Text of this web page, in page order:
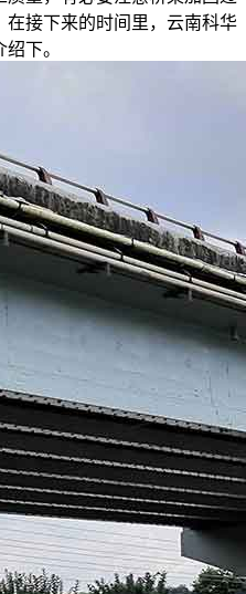
接下来的时间里，云南科华
下。